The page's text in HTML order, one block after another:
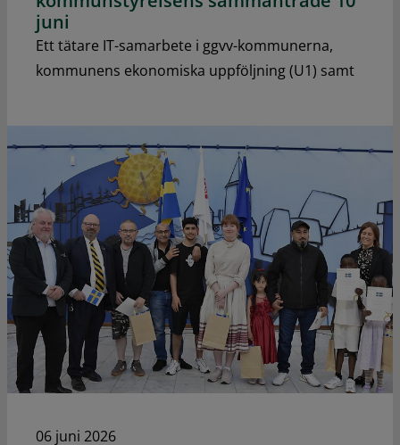
juni
Ett tätare IT-samarbete i ggvv-kommunerna,
kommunens ekonomiska uppföljning (U1) samt
06 juni 2026